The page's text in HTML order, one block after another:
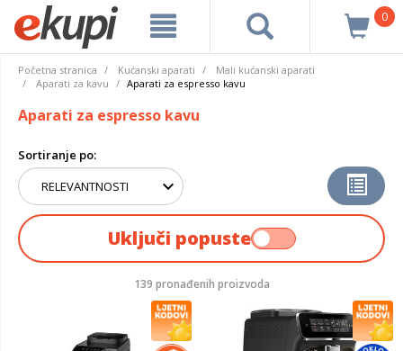
0
Početna stranica Kućanski aparati
Mali kućanski aparati
Aparati za kavu
Aparati za espresso kavu
Aparati za espresso kavu
Sortiranje po:
Uključi popuste
139 pronađenih proizvoda